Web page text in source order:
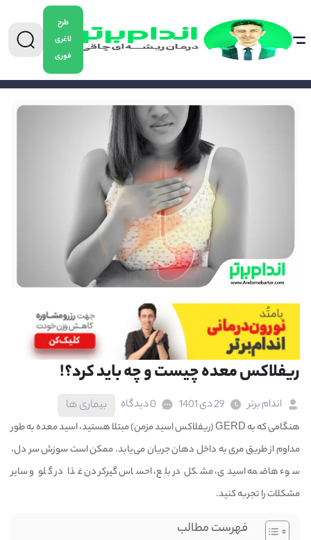
طرح
لاغری
فوری
0904-5478882
ریفلاکس معده چیست و چه باید کرد؟!
اندام برتر بیماری ها
هنگامی که به GERD (ریفلاکس اسید مزمن) مبتلا هستید، اسید معده به طور
مداوم از طریق مری به داخل دهان جریان می‌یابد. ممکن است سوزش سر دل،
سوء هاضمه اسیدی، مشکل در بلع، احساس گیرکردن غذا در گلو و سایر
مشکلات را تجربه کنید.
فهرست مطالب